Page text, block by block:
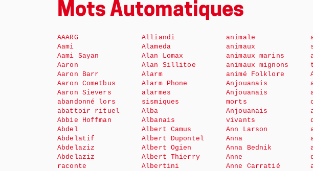
Mots Automatiques
AAARG
Aami
Aami Sayan
Aaron
Aaron Barr
Aaron Cometbus
Aaron Sievers
abandonné lors
abattoir rituel
Abbie Hoffman
Abdel
Abdelatif
Abdelaziz
Abdelaziz
raconte
Alliandi
Alameda
Alan Lomax
Alan Sillitoe
Alarm
Alarm Phone
alarmes
sismiques
Alba
Albanais
Albert Camus
Albert Dupontel
Albert Ogien
Albert Thierry
Albertini
animale
animaux
animaux marins
animaux mignons
animé Folklore
Anjouanais
Anjouanais
morts
Anjouanais
vivants
Ann Larson
Anna
Anna Bednik
Anne
Anne Carratié